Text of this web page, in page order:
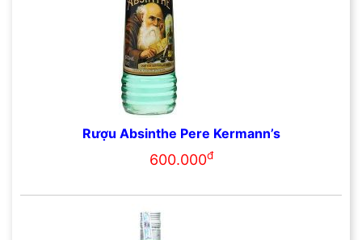
Rượu Absinthe Pere Kermann’s
600.000đ